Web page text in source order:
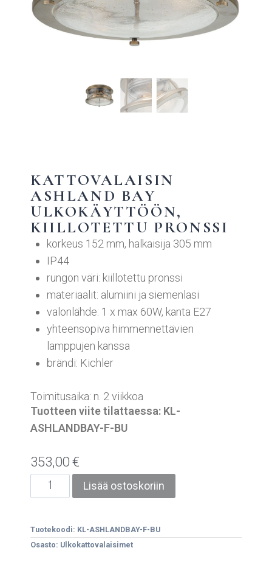
KATTOVALAISIN
ASHLAND BAY
ULKOKÄYTTÖÖN,
KIILLOTETTU PRONSSI
korkeus 152 mm, halkaisija 305 mm
IP44
rungon väri: kiillotettu pronssi
materiaalit: alumiini ja siemenlasi
valonlähde: 1 x max 60W, kanta E27
yhteensopiva himmennettävien
lamppujen kanssa
brändi: Kichler
Toimitusaika: n. 2 viikkoa
Tuotteen viite tilattaessa: KL-
ASHLANDBAY-F-BU
353,00€
Lisää ostoskoriin
Tuotekoodi: KL-ASHLANDBAY-F-BU
Osasto: Ulkokattovalaisimet